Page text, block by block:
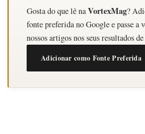
Gosta do que lê naVortexMag?
fonte preferida no Google e passe a
nossos artigos nos seus resultados
Adicionar como Fonte